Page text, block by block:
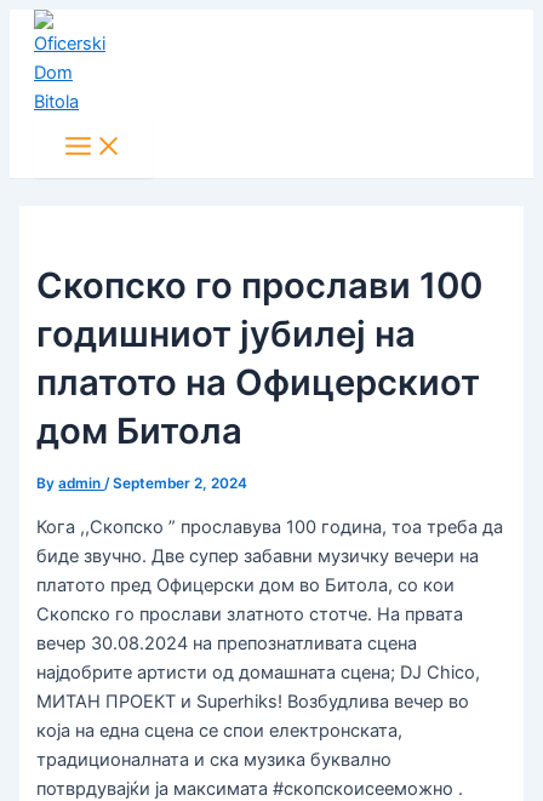
Skip
content
Скопско го прослави 100
годишниот јубилеј на
платото на Офицерскиот
дом Битола
Byadmin/September 2, 2024
Кога ,,Скопско ” прославува 100 година, тоа треба да
биде звучно. Две супер забавни музичку вечери на
платото пред Офицерски дом во Битола, со кои
Скопско го прослави златното стотче. На првата
вечер 30.08.2024 на препознатливата сцена
најдобрите артисти од домашната сцена; DJ Chico,
МИТАН ПРОЕКТ и Superhiks! Возбудлива вечер во
која на една сцена се спои електронската,
традиционалната и ска музика буквално
потврдувајќи ја максимата #скопскоисееможно .
Post
navigation